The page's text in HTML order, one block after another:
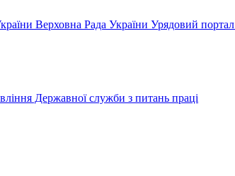
Верховна Рада України Урядовий портал
Державної служби з питань праці